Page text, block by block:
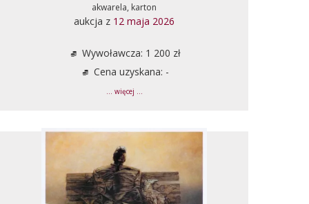
akwarela, karton
aukcja z 12 maja 2026
Wywoławcza: 1 200 zł
Cena uzyskana: -
... więcej ...